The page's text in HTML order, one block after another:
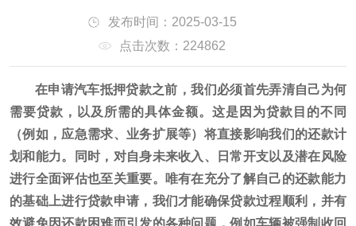
发布时间：2025-03-15
点击次数：224862
在申请汽车抵押贷款之前，我们必须首先弄清自己为何
需要贷款，以及所需的具体金额。这是因为贷款目的不同
（例如，应急需求、业务扩展等）将直接影响我们的还款计
划和能力。同时，对自身未来收入、日常开支以及潜在风险
进行全面评估也至关重要。唯有在充分了解自己的还款能力
的基础上进行贷款申请，我们才能确保贷款过程顺利，并有
效避免因还款困难而引发的各种问题，例如车辆被强制收回